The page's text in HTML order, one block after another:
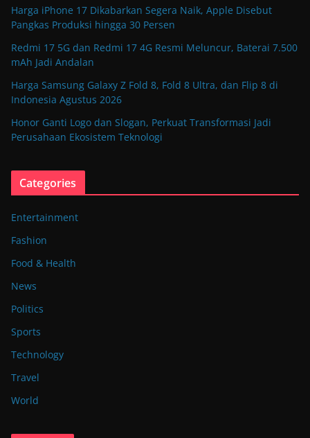
Harga iPhone 17 Dikabarkan Segera Naik, Apple Disebut
Pangkas Produksi hingga 30 Persen
Redmi 17 5G dan Redmi 17 4G Resmi Meluncur, Baterai 7.500
mAh Jadi Andalan
Harga Samsung Galaxy Z Fold 8, Fold 8 Ultra, dan Flip 8 di
Indonesia Agustus 2026
Honor Ganti Logo dan Slogan, Perkuat Transformasi Jadi
Perusahaan Ekosistem Teknologi
Categories
Entertainment
Fashion
Food & Health
News
Politics
Sports
Technology
Travel
World